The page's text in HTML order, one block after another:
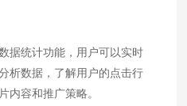
据统计功能，用户可以实时
析数据，了解用户的点击行
内容和推广策略。